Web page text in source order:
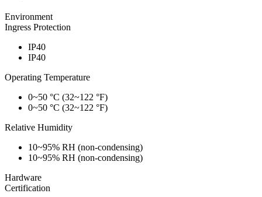
Environment
Ingress Protection
IP40
IP40
Operating Temperature
0~50 °C (32~122 °F)
0~50 °C (32~122 °F)
Relative Humidity
10~95% RH (non-condensing)
10~95% RH (non-condensing)
Hardware
Certification